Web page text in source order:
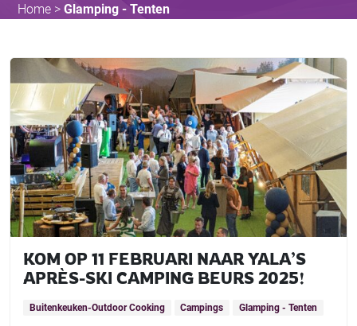
Home > Glamping - Tenten
KOM OP 11 FEBRUARI NAAR YALA’S
APRÈS-SKI CAMPING BEURS 2025!
Buitenkeuken-Outdoor Cooking Campings Glamping - Tenten